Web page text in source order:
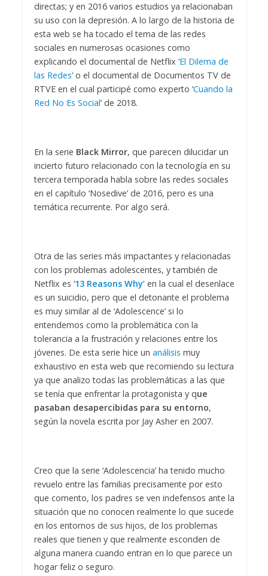
directas; y en 2016 varios estudios ya relacionaban
su uso con la depresión. A lo largo de la historia de
esta web se ha tocado el tema de las redes
sociales en numerosas ocasiones como
explicando el documental de Netflix ‘El Dilema de
las Redes’ o el documental de Documentos TV de
RTVE en el cual participé como experto ‘Cuando la
Red No Es Social’ de 2018.
En la serie Black Mirror, que parecen dilucidar un
incierto futuro relacionado con la tecnología en su
tercera temporada habla sobre las redes sociales
en el capítulo ‘Nosedive’ de 2016, pero es una
temática recurrente. Por algo será.
Otra de las series más impactantes y relacionadas
con los problemas adolescentes, y también de
Netflix es ‘13 Reasons Why’en la cual el desenlace
es un suicidio, pero que el detonante el problema
es muy similar al de ‘Adolescence’ si lo
entendemos como la problemática con la
tolerancia a la frustración y relaciones entre los
jóvenes. De esta serie hice un análisis muy
exhaustivo en esta web que recomiendo su lectura
ya que analizo todas las problemáticas a las que
se tenía que enfrentar la protagonista y que
pasaban desapercibidas para su entorno,
según la novela escrita por Jay Asher en 2007.
Creo que la serie ‘Adolescencia’ ha tenido mucho
revuelo entre las familias precisamente por esto
que comento, los padres se ven indefensos ante la
situación que no conocen realmente lo que sucede
en los entornos de sus hijos, de los problemas
reales que tienen y que realmente esconden de
alguna manera cuando entran en lo que parece un
hogar feliz o seguro.